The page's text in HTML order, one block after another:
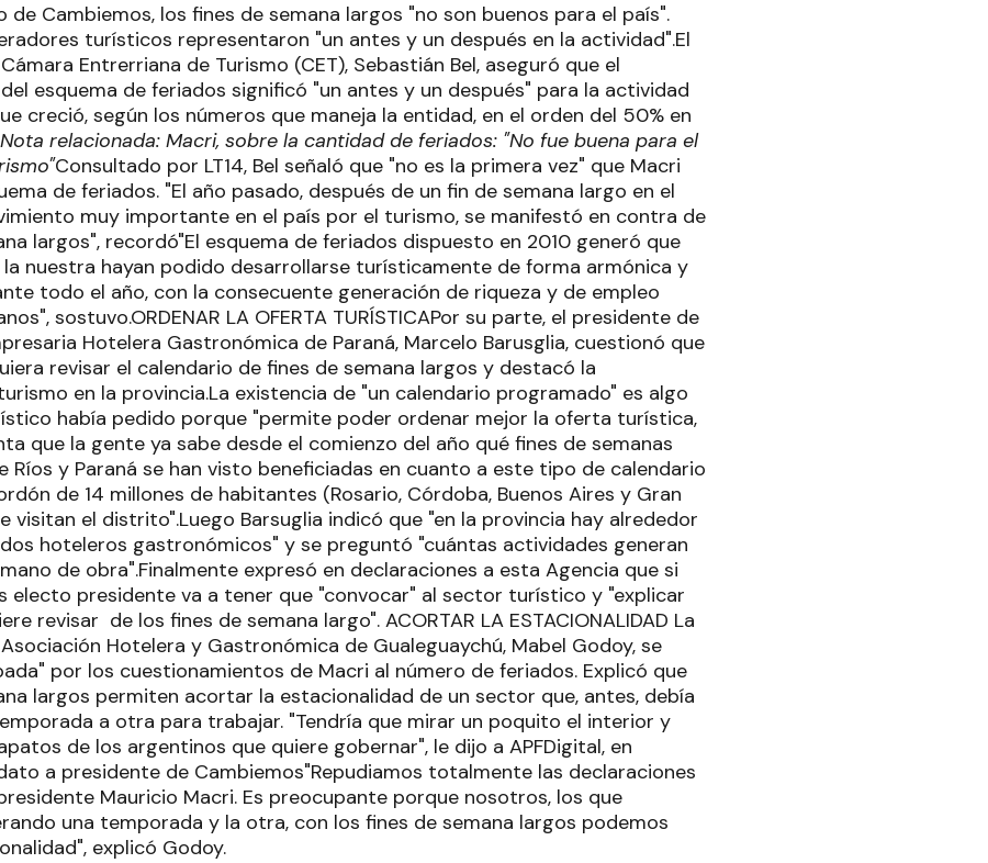
de Cambiemos, los fines de semana largos "no son buenos para el país".
turísticos representaron "un antes y un después en la actividad".El
Entrerriana de Turismo (CET), Sebastián Bel, aseguró que el
esquema de feriados significó "un antes y un después" para la actividad
creció, según los números que maneja la entidad, en el orden del 50% en
Nota relacionada: Macri, sobre la cantidad de feriados: "No fue buena para el
Consultado por LT14, Bel señaló que "no es la primera vez" que Macri
de feriados. "El año pasado, después de un fin de semana largo en el
muy importante en el país por el turismo, se manifestó en contra de
largos", recordó"El esquema de feriados dispuesto en 2010 generó que
nuestra hayan podido desarrollarse turísticamente de forma armónica y
todo el año, con la consecuente generación de riqueza y de empleo
sostuvo.ORDENAR LA OFERTA TURÍSTICAPor su parte, el presidente de
Hotelera Gastronómica de Paraná, Marcelo Barusglia, cuestionó que
revisar el calendario de fines de semana largos y destacó la
en la provincia.La existencia de "un calendario programado" es algo
había pedido porque "permite poder ordenar mejor la oferta turística,
que la gente ya sabe desde el comienzo del año qué fines de semanas
Ríos y Paraná se han visto beneficiadas en cuanto a este tipo de calendario
de 14 millones de habitantes (Rosario, Córdoba, Buenos Aires y Gran
visitan el distrito".Luego Barsuglia indicó que "en la provincia hay alrededor
hoteleros gastronómicos" y se preguntó "cuántas actividades generan
de obra".Finalmente expresó en declaraciones a esta Agencia que si
electo presidente va a tener que "convocar" al sector turístico y "explicar
revisar de los fines de semana largo". ACORTAR LA ESTACIONALIDAD La
Hotelera y Gastronómica de Gualeguaychú, Mabel Godoy, se
por los cuestionamientos de Macri al número de feriados. Explicó que
largos permiten acortar la estacionalidad de un sector que, antes, debía
a otra para trabajar. "Tendría que mirar un poquito el interior y
de los argentinos que quiere gobernar", le dijo a APFDigital, en
a presidente de Cambiemos"Repudiamos totalmente las declaraciones
Mauricio Macri. Es preocupante porque nosotros, los que
una temporada y la otra, con los fines de semana largos podemos
explicó Godoy.